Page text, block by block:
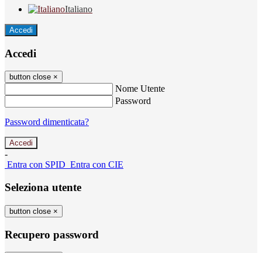
Italiano
Accedi
Accedi
button close ×
Nome Utente
Password
Password dimenticata?
-
Entra con SPID Entra con CIE
Seleziona utente
button close ×
Recupero password